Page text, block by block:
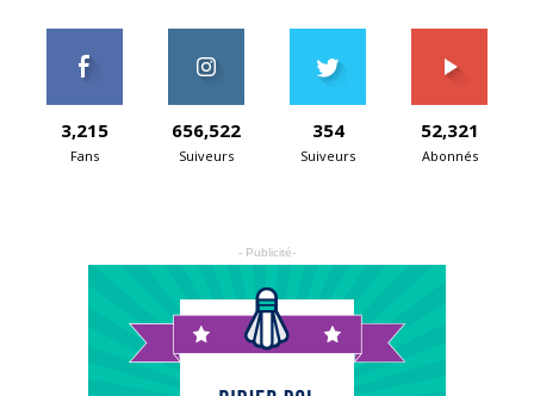
3,215
Fans
656,522
Suiveurs
354
Suiveurs
52,321
Abonnés
- Publicité-